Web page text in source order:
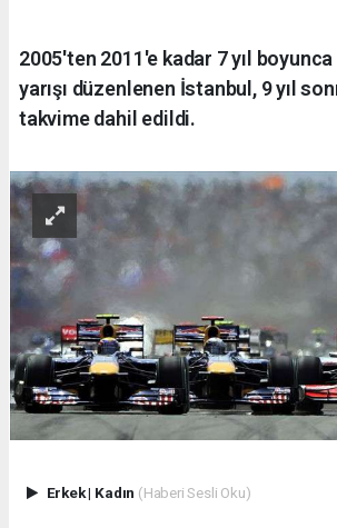
2005'ten 2011'e kadar 7 yıl
yarışı düzenlenen İstanbul, 9 yıl
takvime dahil edildi.
Erkek| Kadın (Haberi Sesli Oku)